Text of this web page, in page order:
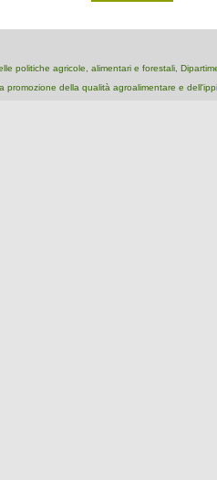
politiche agricole, alimentari e forestali,
promozione della qualità agroalimentare e